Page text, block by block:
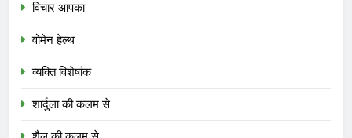
विचार आपका
वोमेन हेल्थ
व्यक्ति विशेषांक
शार्दुला की कलम से